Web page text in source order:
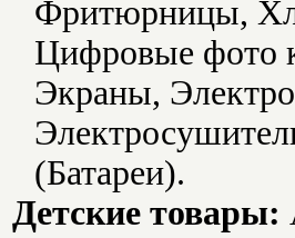
Фритюрницы,
Цифровые фото
Экраны,
(Батареи).
Детские товары: